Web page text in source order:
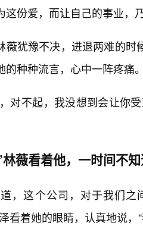
这份爱，而让自己的事业，
薇犹豫不决，进退两难的
的种种流言，心中一阵疼痛
对不起，我没想到会让你
薇看着他，一时间不知
，这个公司，对于我们
看着她的眼睛，认真地说，